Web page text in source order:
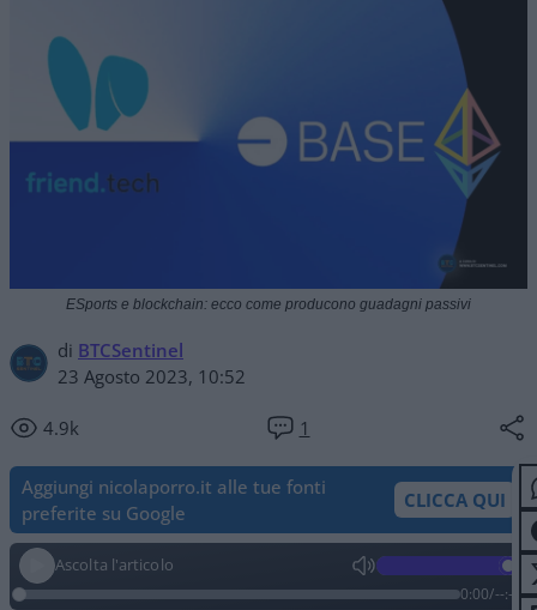
di BTCSentinel
23 Agosto 2023, 10:52
4.9k 1
ESports e blockchain: ecco come producono guadagni passivi
Aggiungi nicolaporro.it alle tue fonti
preferite su Google
CLICCA QUI
Ascolta l'articolo
0:00/--:--